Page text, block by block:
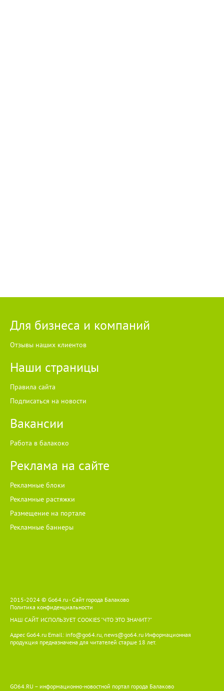
Для бизнеса и компаний
Отзывы наших клиентов
Наши страницы
Правила сайта
Подписаться на новости
Вакансии
Работа в балакоко
Реклама на сайте
Рекламные блоки
Рекламные растяжки
Размещение на портале
Рекламные баннеры
2015-2024 © Go64.ru - Сайт города Балаково
Политика конфиденциальности
НАШ САЙТ ИСПОЛЬЗУЕТ COOKIES "ЧТО ЭТО ЗНАЧИТ?"
Адрес Go64.ru Email: info@go64.ru, news@go64.ru Информационная
продукция предназначена для читателей старше 18 лет.
GO64.RU – информационно-новостной портал города Балаково